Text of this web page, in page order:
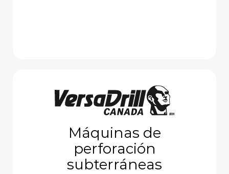
Máquinas de
perforación
subterráneas